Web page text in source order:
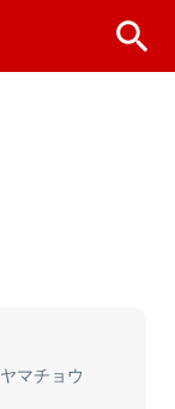
マチョウ